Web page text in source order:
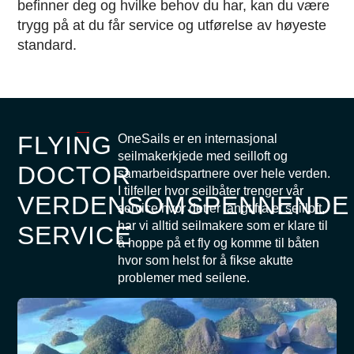
befinner deg og hvilke behov du har, kan du være
trygg på at du får service og utførelse av høyeste
standard.
FLYING
DOCTOR
VERDENSOMSPENNENDE
SERVICE
OneSails er en internasjonal
seilmakerkjede med seilloft og
samarbeidspartnere over hele verden.
I tilfeller hvor seilbåter trenger vår
service hvor det er langt fra et seilloft,
har vi alltid seilmakere som er klare til
å hoppe på et fly og komme til båten
hvor som helst for å fikse akutte
problemer med seilene.